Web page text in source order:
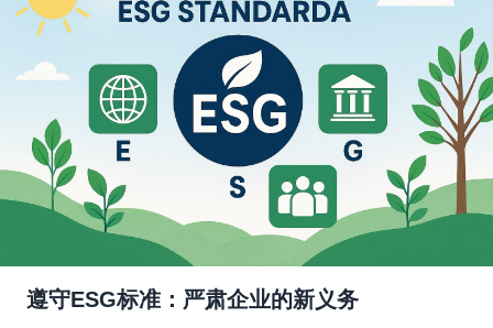
遵守ESG标准：严肃企业的新义务